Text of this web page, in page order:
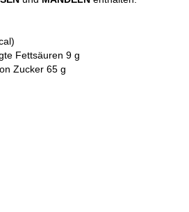
Fettsäuren 9 g
Zucker 65 g